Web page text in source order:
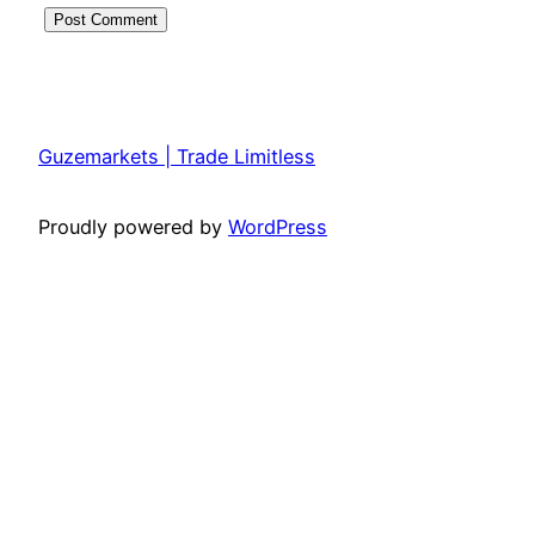
Guzemarkets | Trade Limitless
Proudly powered by WordPress